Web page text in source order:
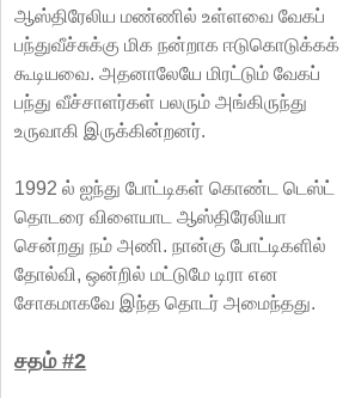
ஆஸ்திரேலிய மண்ணில் உள்ளவை வேகப்
பந்துவீச்சுக்கு மிக நன்றாக ஈடுகொடுக்கக்
கூடியவை. அதனாலேயே மிரட்டும் வேகப்
பந்து வீச்சாளர்கள் பலரும் அங்கிருந்து
உருவாகி இருக்கின்றனர்.
1992 ல் ஐந்து போட்டிகள் கொண்ட டெஸ்ட்
தொடரை விளையாட ஆஸ்திரேலியா
சென்றது நம் அணி. நான்கு போட்டிகளில்
தோல்வி, ஒன்றில் மட்டுமே டிரா என
சோகமாகவே இந்த தொடர் அமைந்தது.
சதம் #2